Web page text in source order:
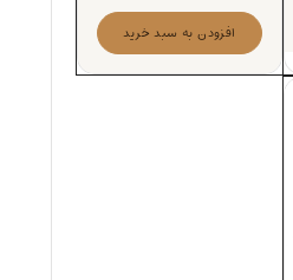
افزودن به سبد خرید